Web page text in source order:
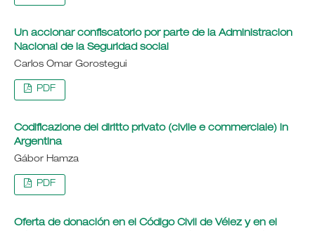
Un accionar confiscatorio por parte de la Administracion
Nacional de la Seguridad social
Carlos Omar Gorostegui
PDF
Codificazione del diritto privato (civile e commerciale) in
Argentina
Gábor Hamza
PDF
Oferta de donación en el Código Civil de Vélez y en el